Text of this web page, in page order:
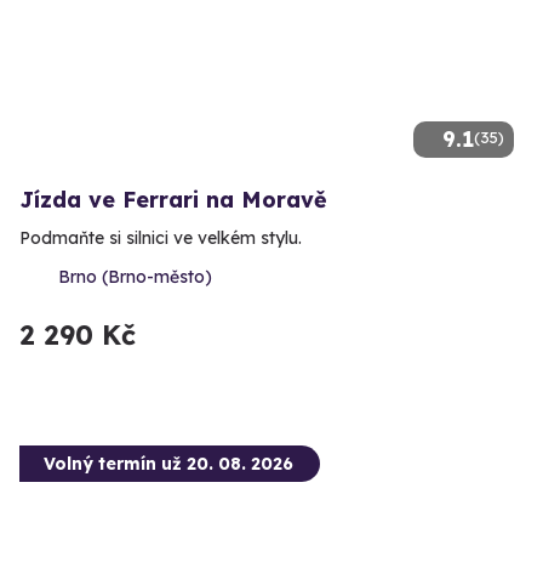
9.1(35)
Jízda ve Ferrari na Moravě
Podmaňte si silnici ve velkém stylu.
Brno (Brno-město)
2 290 Kč
Volný termín už 20. 08. 2026